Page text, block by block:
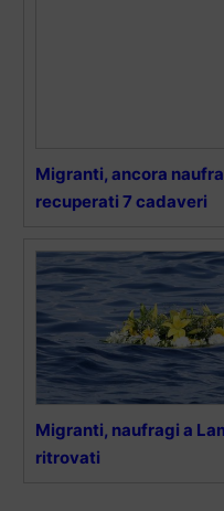
Migranti, ancora
recuperati 7 cadaveri
Migranti, naufragi a
ritrovati